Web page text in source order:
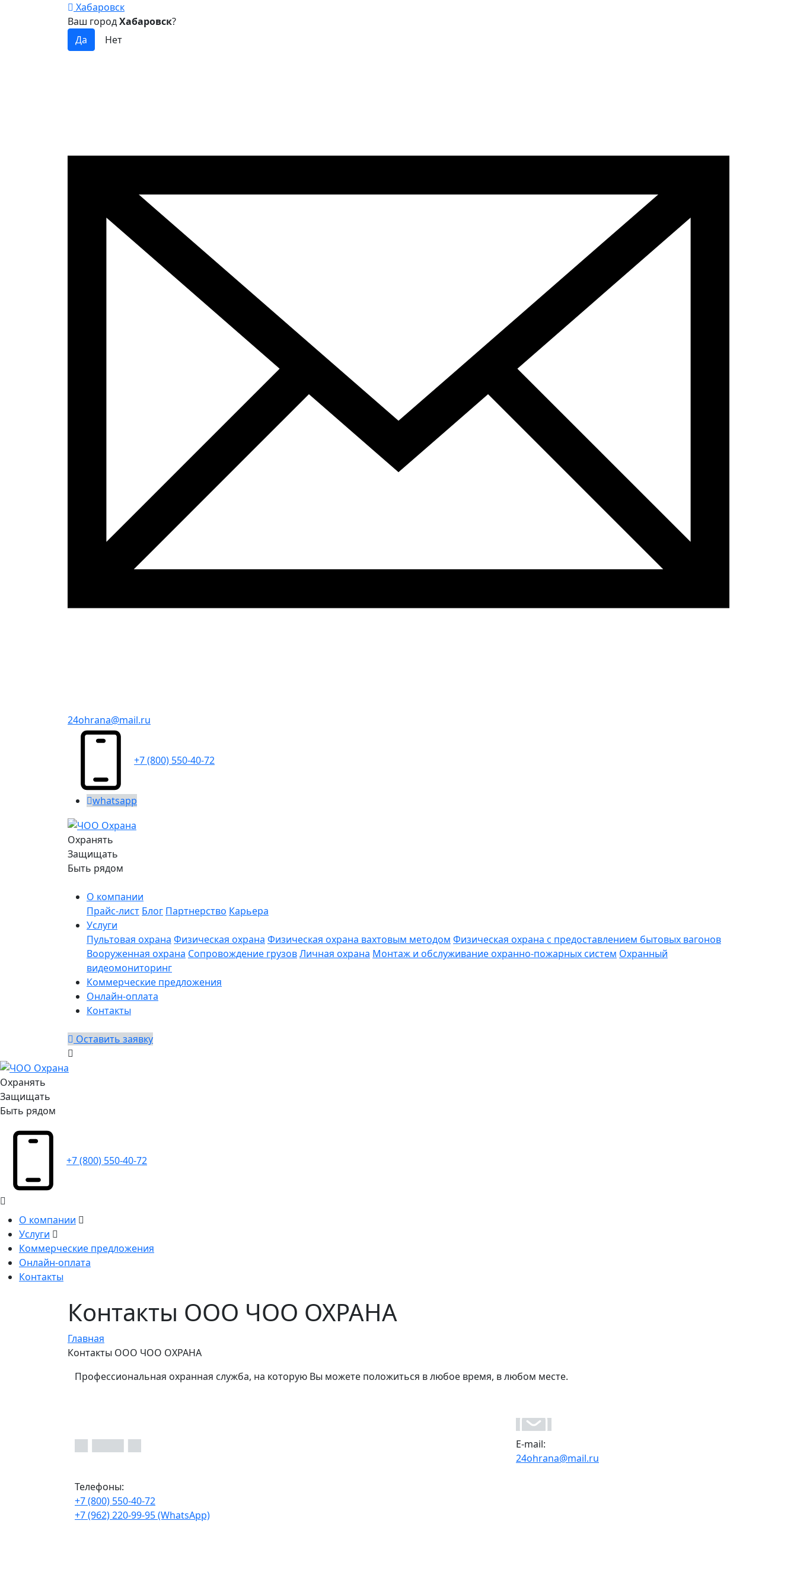
Хабаровск
Ваш городХабаровск?
24ohrana@mail.ru
+7 (800) 550-40-72
whatsapp
Охранять
Защищать
Быть рядом
О компании
Прайс-лист Блог Партнерство Карьера
Услуги
Пультовая охрана Физическая охрана Физическая охрана вахтовым методом Физическая охрана с предоставлением бытовых вагонов
Вооруженная охрана Сопровождение грузовЛичная охрана Монтаж и обслуживание охранно-пожарных систем Охранный
видеомониторинг
Коммерческие предложения
Онлайн-оплата
Контакты
Оставить заявку
Охранять
Защищать
Быть рядом
+7 (800) 550-40-72
О компании
Услуги
Коммерческие предложения
Онлайн-оплата
Контакты
Контакты ООО ЧОО ОХРАНА
Главная
Контакты ООО ЧОО ОХРАНА
Профессиональная охранная служба, на которую Вы можете положиться в любое время, в любом месте.
Телефоны:
+7 (800) 550-40-72
+7 (962) 220-99-95 (WhatsApp)
E-mail:
24ohrana@mail.ru